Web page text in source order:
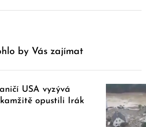
by Vás zajímat
USA vyzývá
opustili Irák